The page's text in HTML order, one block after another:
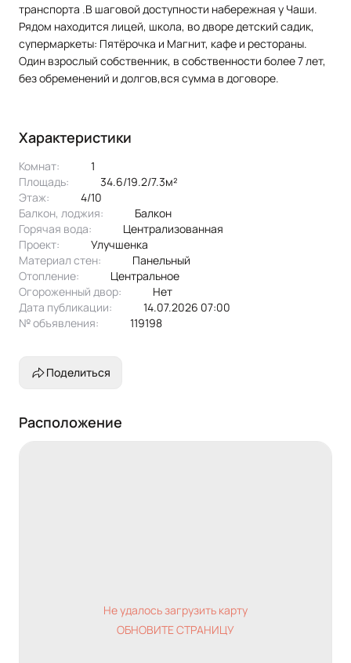
транспорта .В шаговой доступности набережная у Чаши.
Рядом находится лицей, школа, во дворе детский садик,
супермаркеты: Пятёрочка и Магнит, кафе и рестораны.
Один взрослый собственник, в собственности более 7 лет,
без обременений и долгов,вся сумма в договоре.
Характеристики
Комнат:
1
Площадь:
34.6/19.2/7.3м²
Этаж:
4/10
Балкон, лоджия:
балкон
Горячая вода:
централизованная
Проект:
улучшенка
Материал стен:
Панельный
Отопление:
центральное
Огороженный двор:
Нет
Дата публикации:
14.07.2026 07:00
№ объявления:
119198
Поделиться
Расположение
Не удалось загрузить карту
ОБНОВИТЕ СТРАНИЦУ